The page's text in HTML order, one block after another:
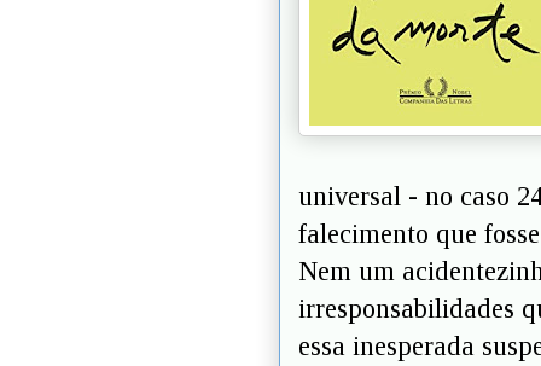
universal - no caso
falecimento que
Nem um
irresponsabilidades
essa inesperada